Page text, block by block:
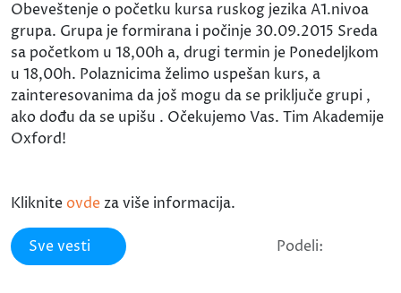
Obeveštenje o početku kursa ruskog jezika A1.nivoa
grupa. Grupa je formirana i počinje 30.09.2015 Sreda
sa početkom u 18,00h a, drugi termin je Ponedeljkom
u 18,00h. Polaznicima želimo uspešan kurs, a
zainteresovanima da još mogu da se priključe grupi ,
ako dođu da se upišu . Očekujemo Vas. Tim Akademije
Oxford!
Kliknite ovde za više informacija.
Sve vesti Podeli: